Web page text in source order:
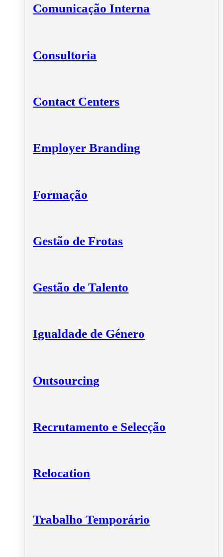
Comunicação Interna
Consultoria
Contact Centers
Employer Branding
Formação
Gestão de Frotas
Gestão de Talento
Igualdade de Género
Outsourcing
Recrutamento e Selecção
Relocation
Trabalho Temporário